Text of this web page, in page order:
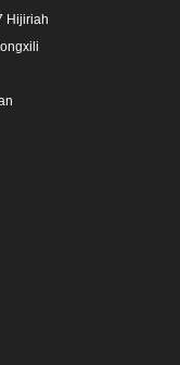
Hijiriah